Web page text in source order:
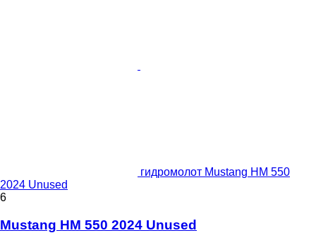
гидромолот Mustang HM 550
2024 Unused
6
Mustang HM 550 2024 Unused